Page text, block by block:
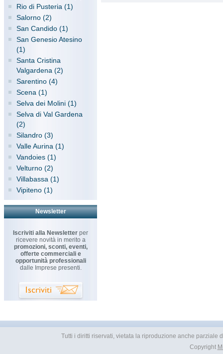
Rio di Pusteria (1)
Salorno (2)
San Candido (1)
San Genesio Atesino
(1)
Santa Cristina
Valgardena (2)
Sarentino (4)
Scena (1)
Selva dei Molini (1)
Selva di Val Gardena
(2)
Silandro (3)
Valle Aurina (1)
Vandoies (1)
Velturno (2)
Villabassa (1)
Vipiteno (1)
Newsletter
Iscriviti alla Newsletter per
ricevere novità in merito a
promozioni, sconti, eventi,
offerte commerciali e
opportunità professionali
dalle Imprese presenti.
Tutti i diritti riservati, vietata la riproduzione anche parziale
Copyright